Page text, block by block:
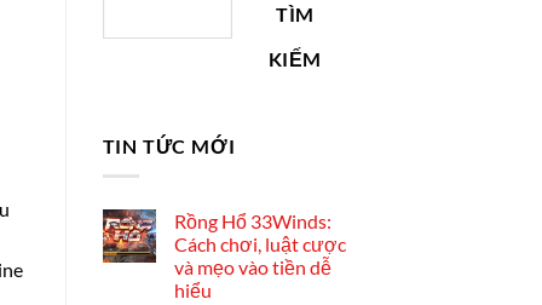
TÌM
KIẾM
TIN TỨC MỚI
Rồng Hổ 33Winds:
Cách chơi, luật cược
và mẹo vào tiền dễ
hiểu